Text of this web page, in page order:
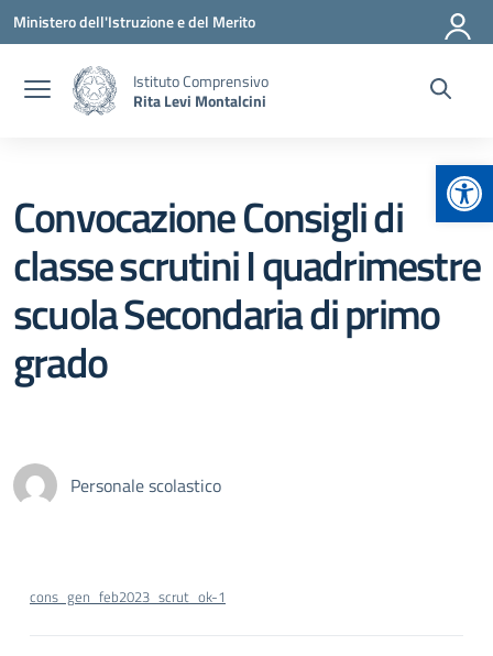
Vai ai contenuti
Vai al menu di navigazione
Vai al footer
Ministero dell'Istruzione e del Merito
Istituto Comprensivo
Rita Levi Montalcini
Convocazione Consigli di
classe scrutini I quadrimestre
scuola Secondaria di primo
grado
Personale scolastico
cons_gen_feb2023_scrut_ok-1